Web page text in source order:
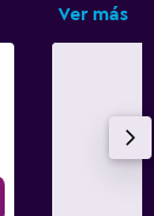
Ver más